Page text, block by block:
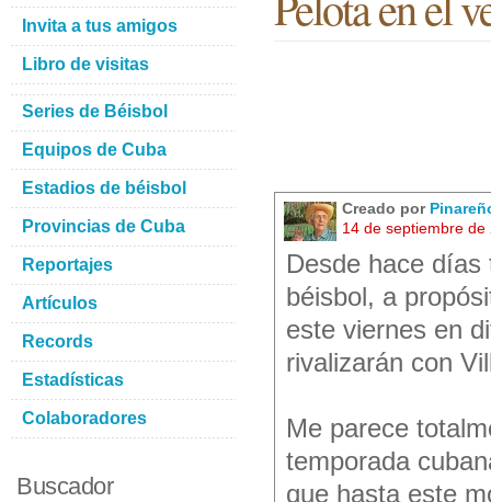
Creado por
14 de septiembre de
Desde hace
béisbol, a
este viernes en
rivalizarán con
Me parece
temporada
que hasta este
Invita a tus amigos
Libro de visitas
Series de Béisbol
Equipos de Cuba
Estadios de béisbol
Provincias de Cuba
Reportajes
Artículos
Records
Estadísticas
Colaboradores
Buscador